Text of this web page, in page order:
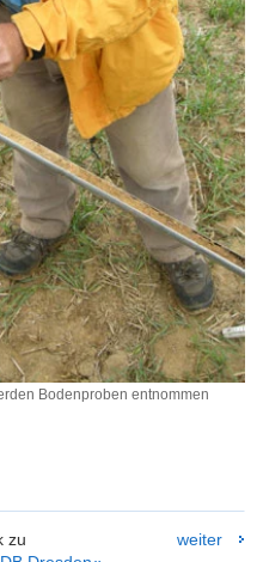
Bodenproben entnommen
zu
weiter